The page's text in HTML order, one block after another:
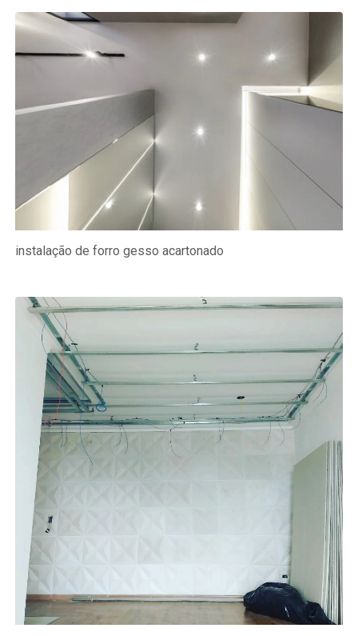
instalação de forro gesso acartonado